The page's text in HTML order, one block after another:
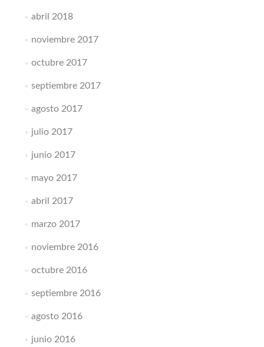
abril 2018
noviembre 2017
octubre 2017
septiembre 2017
agosto 2017
julio 2017
junio 2017
mayo 2017
abril 2017
marzo 2017
noviembre 2016
octubre 2016
septiembre 2016
agosto 2016
junio 2016